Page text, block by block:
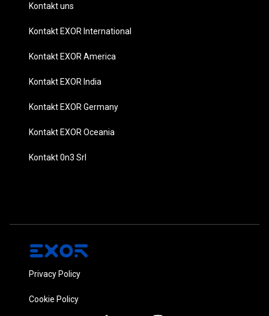
Kontakt uns
Kontakt EXOR International
Kontakt EXOR America
Kontakt EXOR India
Kontakt EXOR Germany
Kontakt EXOR Oceania
Kontakt 0n3 Srl
Privacy Policy
Cookie Policy